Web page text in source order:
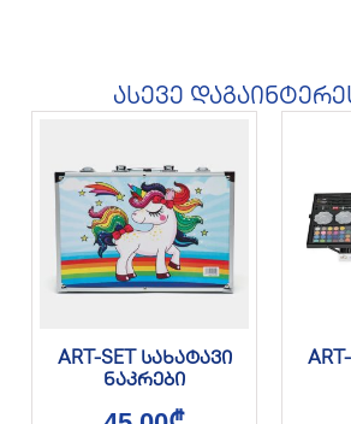
ასევე
ART-SET სახატავი
ნაკრები